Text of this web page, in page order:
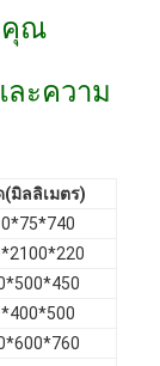
คุณ
ละความ
มิลลิเมตร)